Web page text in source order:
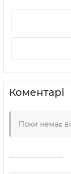
Коментарі
Поки немає